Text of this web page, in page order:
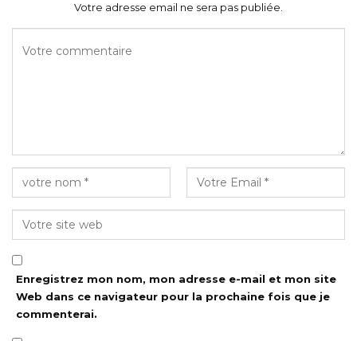
Votre adresse email ne sera pas publiée.
Enregistrez mon nom, mon adresse e-mail et mon site
Web dans ce navigateur pour la prochaine fois que je
commenterai.